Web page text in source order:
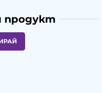
продукт